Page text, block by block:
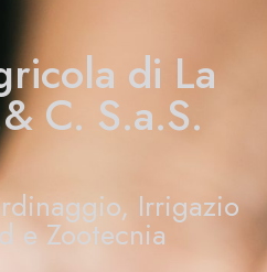
di La
C. S.a.S.
Irrigazio
e Zootecnia